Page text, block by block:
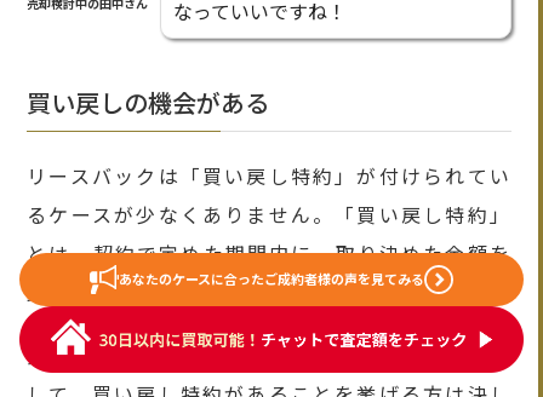
なっていいですね！
買い戻しの機会がある
リースバックは「買い戻し特約」が付けられてい
るケースが少なくありません。「買い戻し特約」
とは、契約で定めた期間内に、取り決めた金額を
支払えば買い戻せることを約束する特約です。
資金調達の方法としてリースバックを選ぶ理由と
あなたのケースに合ったご成約者様の声を見てみる